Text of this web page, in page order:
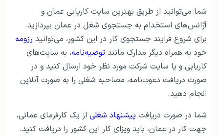
شما می‌توانید از طریق بهترین سایت کاریابی عمان و
آژانس‌های استخدام به جستجوی شغل در عمان بپردازید.
برای شروع فرایند جستجوی کار در این کشور، می‌توانید رزومه
خود به همراه دیگر مدارک مانند توصیه‌نامه، به سایت‌های
کاریابی و یا سایت شرکت مورد نظر خود ارسال کنید و در
صورت دریافت دعوت‌نامه، مصاحبه شغلی را به صورت آنلاین
انجام دهید.
شما در صورت دریافت پیشنهاد شغلی از یک کارفرمای عمانی،
جهت کار در عمان، باید ویزای کار این کشور را دریافت کنید.